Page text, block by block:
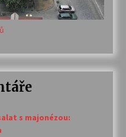
s majonézou: